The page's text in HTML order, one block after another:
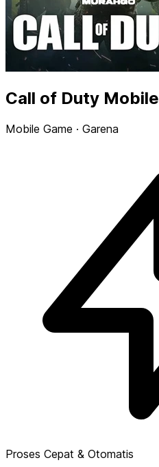
Call of Duty Mobile
Mobile Game · Garena
Proses Cepat & Otomatis